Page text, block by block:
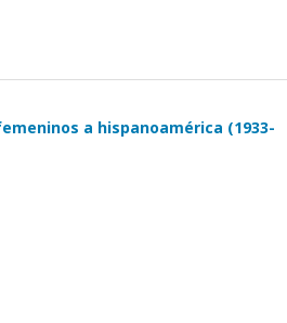
a hispanoamérica (1933-